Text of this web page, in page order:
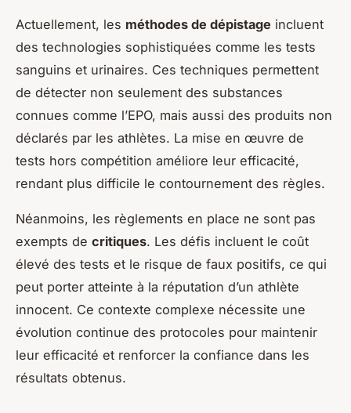
Actuellement, les méthodes de dépistage incluent
des technologies sophistiquées comme les tests
sanguins et urinaires. Ces techniques permettent
de détecter non seulement des substances
connues comme l’EPO, mais aussi des produits non
déclarés par les athlètes. La mise en œuvre de
tests hors compétition améliore leur efficacité,
rendant plus difficile le contournement des règles.
Néanmoins, les règlements en place ne sont pas
exempts de critiques. Les défis incluent le coût
élevé des tests et le risque de faux positifs, ce qui
peut porter atteinte à la réputation d’un athlète
innocent. Ce contexte complexe nécessite une
évolution continue des protocoles pour maintenir
leur efficacité et renforcer la confiance dans les
résultats obtenus.